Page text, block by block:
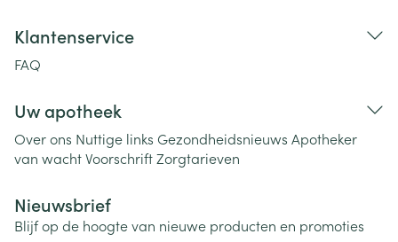
Klantenservice
FAQ
Uw apotheek
Over ons Nuttige links Gezondheidsnieuws Apotheker
van wachtVoorschriftZorgtarieven
Nieuwsbrief
Blijf op de hoogte van nieuwe producten en promoties